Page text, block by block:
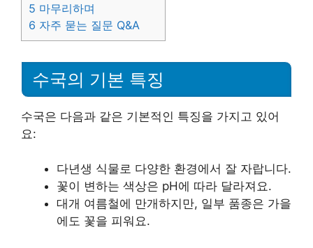
5 마무리하며
6 자주 묻는 질문 Q&A
수국의 기본 특징
수국은 다음과 같은 기본적인 특징을 가지고 있어
요:
다년생 식물로 다양한 환경에서 잘 자랍니다.
꽃이 변하는 색상은 pH에 따라 달라져요.
대개 여름철에 만개하지만, 일부 품종은 가을
에도 꽃을 피워요.